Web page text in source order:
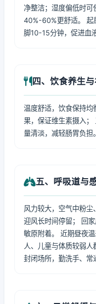
净整洁；湿度偏低时
40%-60%更舒适。 起
脚10-15分钟，促进血
四、饮食养生
温度舒适，饮食保持均
果，保证维生素摄入
量清淡，减轻肠胃负担。
五、呼吸道与
风力较大，空气中粉
迎风长时间停留； 回
敏原附着。 近期昼夜
人、儿童与体质较弱
封闭场所，勤洗手、常